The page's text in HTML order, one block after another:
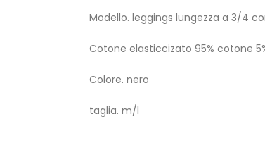
Modello. leggings lungezza a 3/4
Cotone elasticcizato 95% cotone
Colore. nero
taglia. m/l